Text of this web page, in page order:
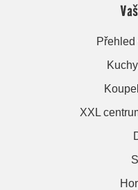
XXL